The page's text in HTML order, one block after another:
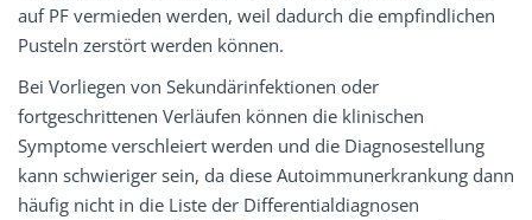
auf PF vermieden werden, weil dadurch die empfindlichen
Pusteln zerstört werden können.
Bei Vorliegen von Sekundärinfektionen oder
fortgeschrittenen Verläufen können die klinischen
Symptome verschleiert werden und die Diagnosestellung
kann schwieriger sein, da diese Autoimmunerkrankung dann
häufig nicht in die Liste der Differentialdiagnosen